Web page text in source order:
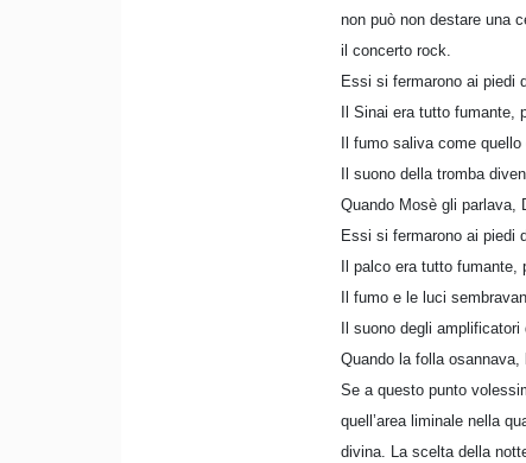
non può non destare una
il concerto rock.
Essi si fermarono ai piedi
Il Sinai era tutto
Il fumo saliva come
Il suono della tromba
Quando Mosè gli parlava,
Essi si fermarono ai piedi
Il palco era tutto
Il fumo e le luci
Il suono degli
Quando la folla osannava,
Se a questo punto
quell’area liminale nella
divina. La scelta della